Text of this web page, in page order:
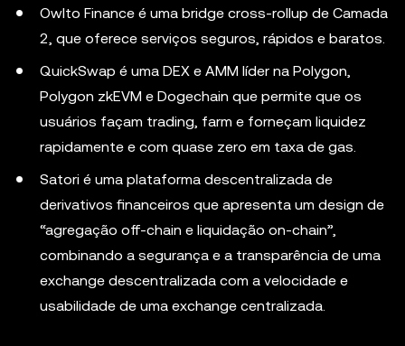
Owlto Finance é uma bridge cross-rollup de Camada
2, que oferece serviços seguros, rápidos e baratos.
QuickSwap é uma DEX e AMM líder na Polygon,
Polygon zkEVM e Dogechain que permite que os
usuários façam trading, farm e forneçam liquidez
rapidamente e com quase zero em taxa de gas.
Satori é uma plataforma descentralizada de
derivativos financeiros que apresenta um design de
“agregação off-chain e liquidação on-chain”,
combinando a segurança e a transparência de uma
exchange descentralizada com a velocidade e
usabilidade de uma exchange centralizada.